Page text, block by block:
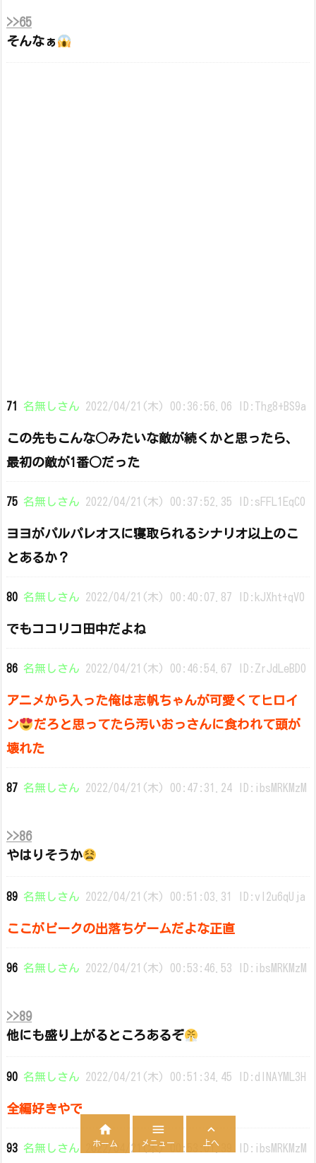
>>65
そんなぁ
71 名無しさん 2022/04/21(木) 00:36:56.06 ID:Thg8+BS9a
この先もこんな○みたいな敵が続くかと思ったら、
最初の敵が1番○だった
75 名無しさん 2022/04/21(木) 00:37:52.35 ID:sFFL1EqC0
ヨヨがパルパレオスに寝取られるシナリオ以上のこ
とあるか？
80 名無しさん 2022/04/21(木) 00:40:07.87 ID:kJXht+qV0
でもココリコ田中だよね
86 名無しさん 2022/04/21(木) 00:46:54.67 ID:ZrJdLeBD0
アニメから入った俺は志帆ちゃんが可愛くてヒロイ
ン
だろと思ってたら汚いおっさんに食われて頭が
壊れた
87 名無しさん 2022/04/21(木) 00:47:31.24 ID:ibsMRKMzM
>>86
やはりそうか
89 名無しさん 2022/04/21(木) 00:51:03.31 ID:vl2u6qUja
ここがピークの出落ちゲームだよな正直
96 名無しさん 2022/04/21(木) 00:53:46.53 ID:ibsMRKMzM
>>89
他にも盛り上がるところあるぞ
90 名無しさん 2022/04/21(木) 00:51:34.45 ID:dINAYML3H
全編好きやで
93 名無しさん 2022/04/21(木) 00:53:01.39 ID:ibsMRKMzM

ホーム

メニュー

上へ